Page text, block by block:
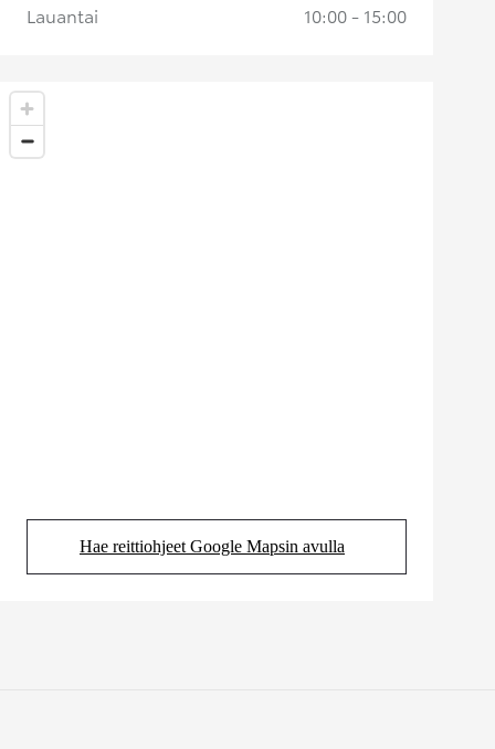
Hae reittiohjeet Google Mapsin avulla
(Aukeaa uudessa välilehdessä)
Lauantai
10:00 - 15:00